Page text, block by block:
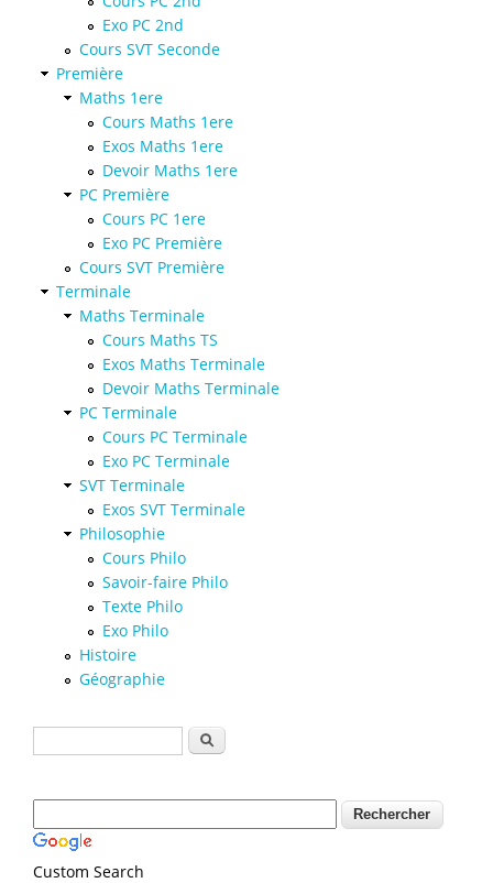
Exo PC 2nd
Cours SVT Seconde
Première
Maths 1ere
Cours Maths 1ere
Exos Maths 1ere
Devoir Maths 1ere
PC Première
Cours PC 1ere
Exo PC Première
Cours SVT Première
Terminale
Maths Terminale
Cours Maths TS
Exos Maths Terminale
Devoir Maths Terminale
PC Terminale
Cours PC Terminale
Exo PC Terminale
SVT Terminale
Exos SVT Terminale
Philosophie
Cours Philo
Savoir-faire Philo
Texte Philo
Exo Philo
Histoire
Géographie
Formulaire de recherche
Rechercher
Custom Search